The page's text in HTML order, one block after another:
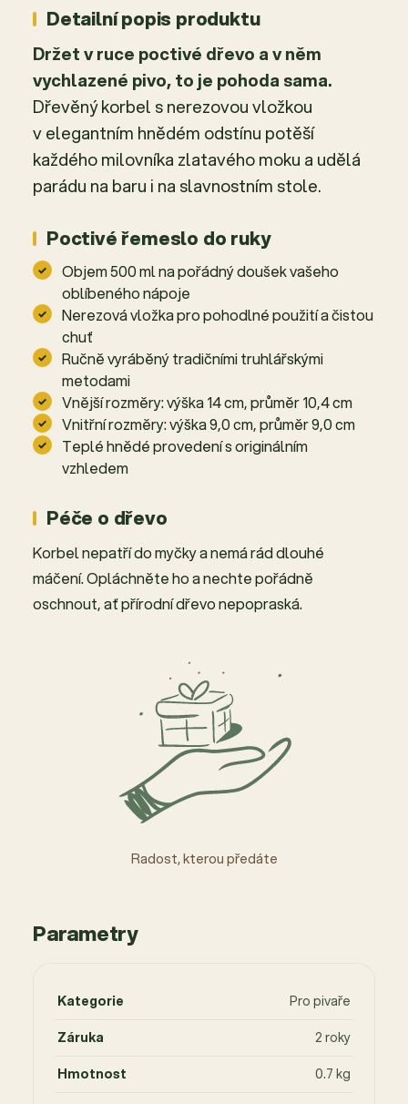
Detailní popis produktu
Držet v ruce poctivé dřevo a v něm
vychlazené pivo, to je pohoda sama.
Dřevěný korbel s nerezovou vložkou
v elegantním hnědém odstínu potěší
každého milovníka zlatavého moku a udělá
parádu na baru i na slavnostním stole.
Poctivé řemeslo do ruky
Objem 500 ml na pořádný doušek vašeho
oblíbeného nápoje
Nerezová vložka pro pohodlné použití a čistou
chuť
Ručně vyráběný tradičními truhlářskými
metodami
Vnější rozměry: výška 14 cm, průměr 10,4 cm
Vnitřní rozměry: výška 9,0 cm, průměr 9,0 cm
Teplé hnědé provedení s originálním
vzhledem
Péče o dřevo
Korbel nepatří do myčky a nemá rád dlouhé
máčení. Opláchněte ho a nechte pořádně
oschnout, ať přírodní dřevo nepopraská.
Radost, kterou předáte
Parametry
Kategorie
Pro pivaře
Záruka
2 roky
Hmotnost
0.7 kg